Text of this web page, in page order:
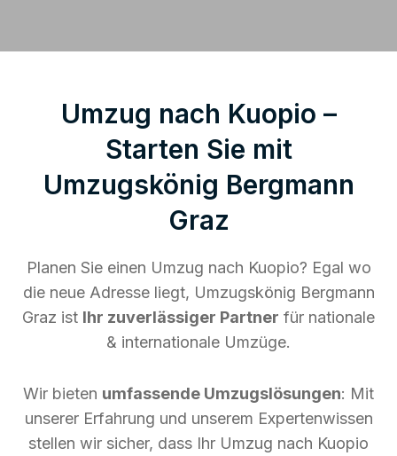
Umzug nach Kuopio –
Starten Sie mit
Umzugskönig Bergmann
Graz
Planen Sie einen Umzug nach Kuopio? Egal wo
die neue Adresse liegt, Umzugskönig Bergmann
Graz ist Ihr zuverlässiger Partner für nationale
& internationale Umzüge.
Wir bieten umfassende Umzugslösungen: Mit
unserer Erfahrung und unserem Expertenwissen
stellen wir sicher, dass Ihr Umzug nach Kuopio